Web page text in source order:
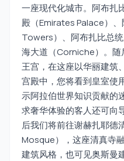
一座现代化城市。阿布扎
殿（Emirates Palace）
Towers）、阿布扎比总
海大道（Corniche）。随
王宫，在这座以华丽建筑
宫殿中，您将看到皇室使
示阿拉伯世界知识贡献的
求奢华体验的客人还可向
后我们将前往谢赫扎耶德
Mosque），这座清真寺
建筑风格，也可见奥斯曼